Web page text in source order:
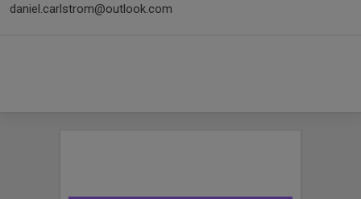
daniel.carlstrom@outlook.com